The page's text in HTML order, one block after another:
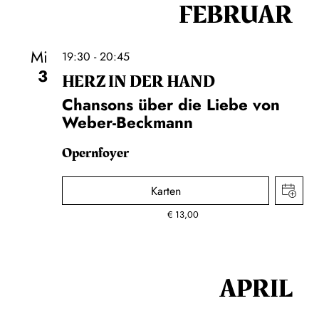
FEBRUAR
Mi
3
19:30 - 20:45
HERZ IN DER HAND
Chansons über die Liebe von
Weber-Beckmann
Opernfoyer
Karten
€ 13,00
APRIL